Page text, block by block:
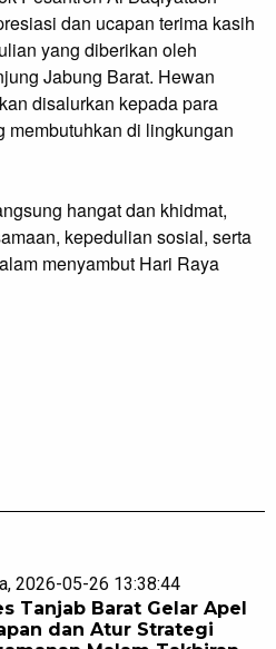
dan ucapan terima kasih
yang diberikan oleh
Jabung Barat. Hewan
disalurkan kepada para
membutuhkan di lingkungan
hangat dan khidmat,
kepedulian sosial, serta
menyambut Hari Raya
2026-05-26 13:38:44
Tanjab Barat Gelar Apel
dan Atur Strategi